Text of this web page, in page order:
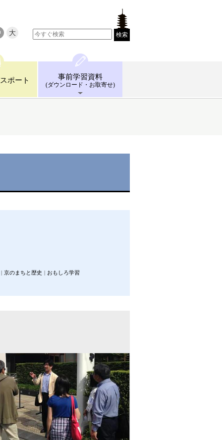
検索
大
ポート 事前学習資料
(ダウンロード ・お取寄せ)
京のまちと歴史 おもしろ学習